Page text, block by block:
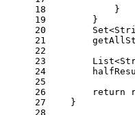
18
19
20
21
22
23
24
25
26
27
28
            }
        }
return
    }